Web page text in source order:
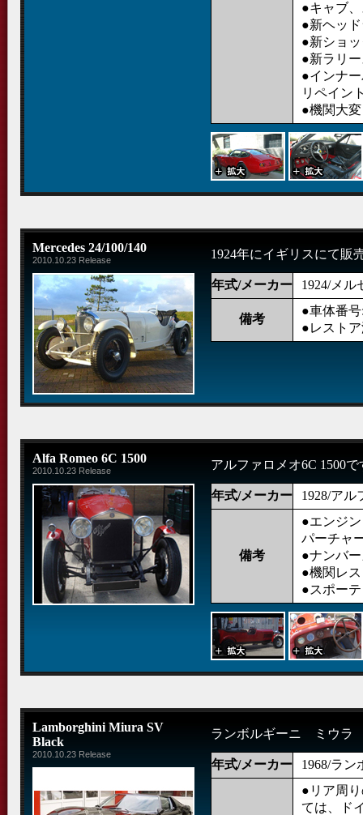
●キャブ
●新ヘッ
●新ショ
●新ラリ
●インナ
リペイン
●機関大
Mercedes 24/100/140
2010.10.23 Release 1924年にイギリスにて販
年式/メーカー 1924/メル
備考
●車体番号
●レスト
Alfa Romeo 6C 1500
2010.10.23 Release アルファロメオ6C 1500で
年式/メーカー 1928/アル
備考
●エンジン
パーチャ
●ナンバ
●機関レ
●スポー
Lamborghini Miura SV
Black
2010.10.23 Release
ランボルギーニ ミウラ
年式/メーカー 1968/ラン
●リア周
ては、ド